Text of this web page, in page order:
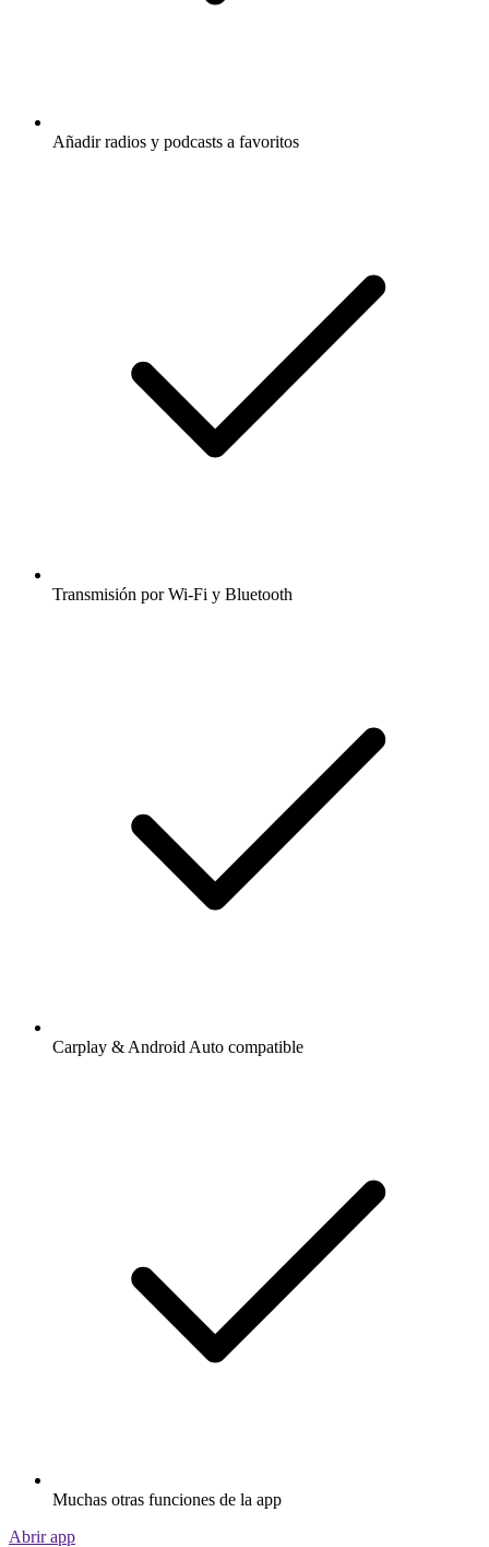
Añadir radios y podcasts a favoritos
Transmisión por Wi-Fi y Bluetooth
Carplay & Android Auto compatible
Muchas otras funciones de la app
Abrir app